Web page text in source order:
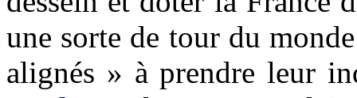
une sorte de tour du
alignés » à prendre leur